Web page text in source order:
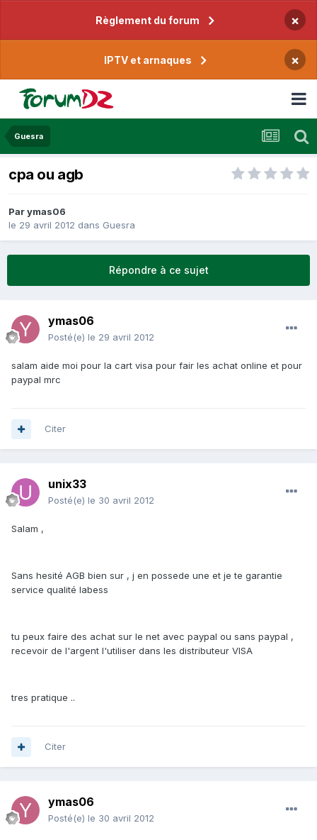
Règlement du forum ×
IPTV et arnaques ×
Guesra
cpa ou agb
Parymas06
le 29 avril 2012 dans Guesra
Répondre à ce sujet
ymas06
Posté(e) le 29 avril 2012
salam aide moi pour la cart visa pour fair les achat online et pour
paypal mrc
Citer
unix33
Posté(e) le 30 avril 2012
Salam ,
Sans hesité AGB bien sur , j en possede une et je te garantie
service qualité labess
tu peux faire des achat sur le net avec paypal ou sans paypal ,
recevoir de l'argent l'utiliser dans les distributeur VISA
tres pratique ..
Citer
ymas06
Posté(e) le 30 avril 2012